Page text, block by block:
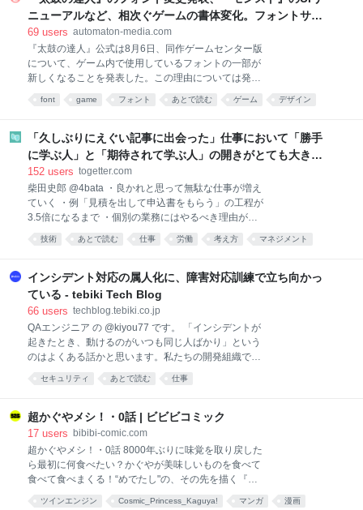
の圧力ーー。全てにおいてシーズン15を凌駕ッ！！ 銀
河系初の邦画プレゼン漫画、…今回もがっぷり四つで
も、「ファンレターを送る」からご応募ください。質
問の冒頭に【映画相談】とタイトルを付けて、ペンネ
ームも忘れずにご記入ください。（例：【映画相談】
P.N. ホウキチ）※質問を漫画で紹介する際は、質問内
ニューアルなど、相次ぐゲームの書体変化。フォントサー
ビスLETS“大幅値上げ騒動”の影響が、いま表面化か -
AUTOMATON
69 users automaton-media.com
『太鼓の達人』公式は8月6日、同作ゲームセンター版
について、ゲーム内で使用しているフォントの一部が
新しくなることを発表した。この理由については発表
されていないものの、一部ではフォントサービス
「LETS」の契約改定の影響ではないかとする見方が強
ントワークス株式会社）によって提供されているフォ
ントの年間定額制サブスクリプションサービスだ。同
サービスでは、ゲームへの組み込みを許可するオプシ
ており、多数の作品のゲーム内テキストなどに活用さ
れてきた。 ところが、Monotypeは2025年9月に「フ
ォントワークス LETS アプリ・ゲーム組込オプショ
ン」「フォントワークス LETS軽量化オプション」
font game フォント あとで読む ゲーム デザイン
「久しぶりにえぐい記事に出会った」仕事において「勝手
に学ぶ人」と「期待されて学ぶ人」の開きがとても大き
い、という意見に共感が集まる
152 users togetter.com
柴田史郎 @4bata ・良かれと思って無駄な仕事が増え
ていく ・例「見積を出して申込書をもらう」の工程が
3.5倍になるまで ・個別の業務にはやるべき理由があ
るが、全体としては無駄が増えている ・定量化できな
い業務を無理に定量化しようとするからでは？ ・どう
note.com/4bata/n/n49e02… 2022-01-11 22:56:45
「勝手に学ぶ人」と「期待されて学ぶ人」の差が埋め
られない｜柴田史郎 ここ1年ぐらい感じていた「学び
ぶ人は、自分の周囲にある「学びに使えそうな仕事」
を探して自分の仕事にすることを繰り返す ・期待され
て学ぶ人は、上司と… 1569 users 5889 note（ノー
ト）
技術 あとで読む 仕事 労働 考え方 マネジメント
インシデント対応の属人化に、障害対応訓練で立ち向かっ
ている - tebiki Tech Blog
66 users techblog.tebiki.co.jp
QAエンジニア の @kiyou77 です。 「インシデントが
起きたとき、動けるのがいつも同じ人ばかり」という
のはよくある話かと思います。私たちの開発組織で
も、負担が特定のメンバーに偏っている状況が続いて
いました。 この課題を少しずつ崩していくために、私
います。およそ半年ごとに、プロダクト別で実施を続
けてきました。直近では、7月にtebiki現場分析チーム
で訓練を行ったところです。 この記事では、私たちが
障害対応訓練を行っている理由、企画・運営の流れ、
そして今回の訓練から得た学びや反省についてふりか
が障害対応訓練を始めた理由から説明させてもらえ
セキュリティ あとで読む 仕事
超かぐやメシ！・0話 | ビビビコミック
17 users bibibi-comic.com
超かぐやメシ！・0話 8000年ぶりに味覚を取り戻した
ら最初に何食べたい？かぐやが美味しいものを食べて
食べて食べまくる！“めでたし"の、その先を描く『超
ツインエンジン Cosmic_Princess_Kaguya! マンガ 漫画